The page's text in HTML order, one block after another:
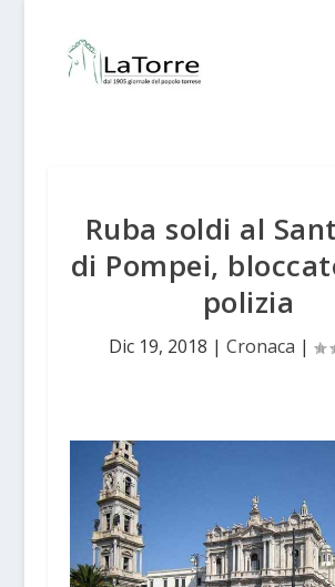
Ruba soldi al
di Pompei,
polizia
Dic 19, 2018 |Cronaca |